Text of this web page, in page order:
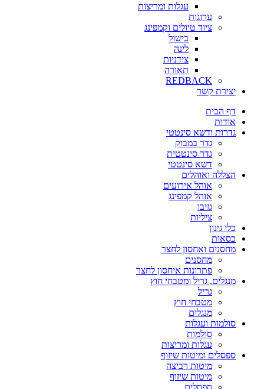
עגלות ומריצות
ערוגות
ציוד טיולים וקמפינג
בישול
לינה
צידניות
תאורה
REDBACK
יצירת קשר
דף הבית
אודות
גדרות ודשא סינטטי
גדר במבוק
גדר סינטטית
דשא סינטטי
הצללה ואוהלים
אוהל אירועים
אוהל קמפינג
גזיבו
ציליות
כלי גינון
כסאות
מחסנים ואחסון לחצר
מחסנים
פתרונות איחסון לחצר
מנגלים, גריל ומטבחי חוץ
גריל
מטבחי חוץ
מנגלים
סולמות ועגלות
סולמות
עגלות ומריצות
ספסלים ומיטות שיזוף
מיטות רביצה
מיטות שיזוף